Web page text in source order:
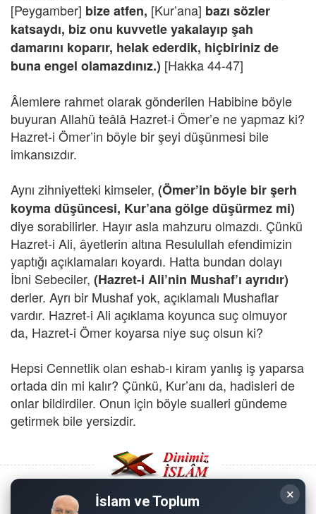
[Peygamber] bize atfen, [Kur’ana] bazı sözler
katsaydı, biz onu kuvvetle yakalayıp şah
damarını koparır, helak ederdik, hiçbiriniz de
buna engel olamazdınız.) [Hakka 44-47]
Âlemlere rahmet olarak gönderilen Habibine böyle
buyuran Allahü teâlâ Hazret-i Ömer’e ne yapmaz ki?
Hazret-i Ömer’in böyle bir şeyi düşünmesi bile
imkansızdır.
Aynı zihniyetteki kimseler, (Ömer’in böyle bir şerh
koyma düşüncesi, Kur’ana gölge düşürmez mi)
diye sorabilirler. Hayır asla mahzuru olmazdı. Çünkü
Hazret-i Ali, âyetlerin altına Resulullah efendimizin
yaptığı açıklamaları koyardı. Hatta bundan dolayı
İbni Sebeciler, (Hazret-i Ali’nin Mushaf’ı ayrıdır)
derler. Ayrı bir Mushaf yok, açıklamalı Mushaflar
vardır. Hazret-i Ali açıklama koyunca suç olmuyor
da, Hazret-i Ömer koyarsa niye suç olsun ki?
Hepsi Cennetlik olan eshab-ı kiram yanlış iş yaparsa
ortada din mi kalır? Çünkü, Kur’anı da, hadisleri de
onlar bildirdiler. Onun için böyle sualleri gündeme
getirmek bile yersizdir.
×
İslam ve Toplum